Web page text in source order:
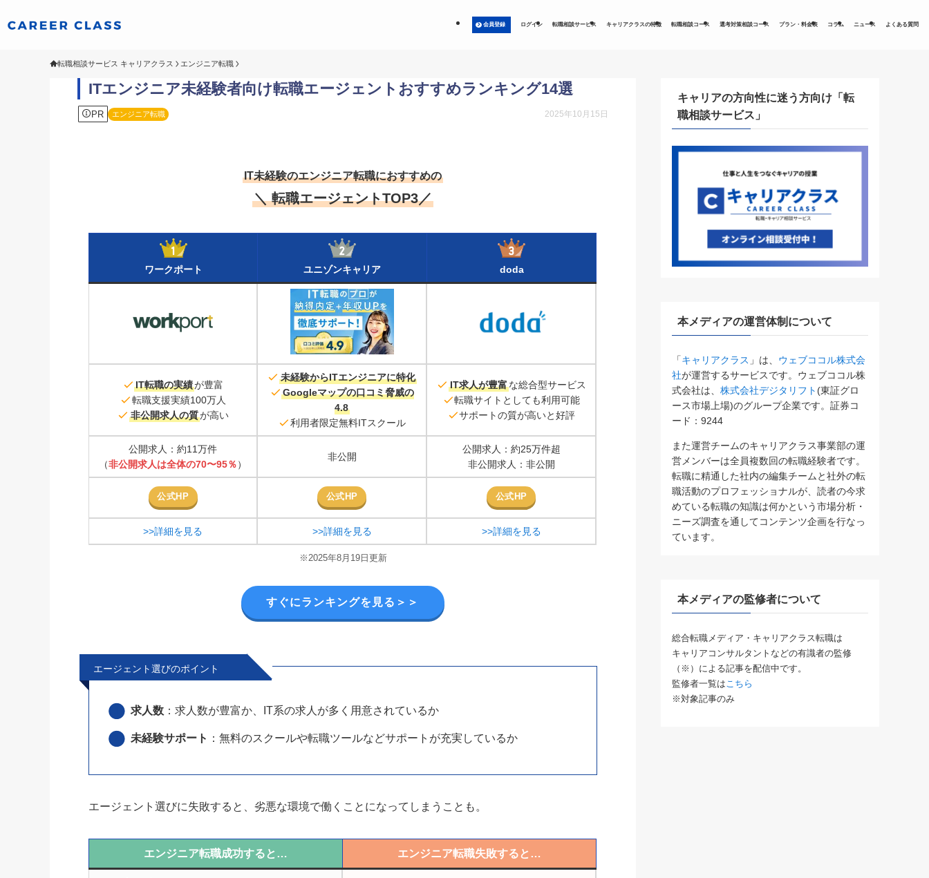
会員登録 ログイン 転職相談サービス キャリアクラスの特徴 転職相談コース 選考対策相談コース プラン・料金表 コラム ニュース よくある質問
転職相談サービス キャリアクラス エンジニア転職
ITエンジニア未経験者向け転職エージェントおすすめランキング14選
PR エンジニア転職 2025年10月15日
IT未経験のエンジニア転職におすすめの
＼ 転職エージェントTOP3／
ワークポート ユニゾンキャリア doda
IT転職の実績が豊富
転職支援実績100万人
非公開求人の質が高い
未経験からITエンジニアに特化
Googleマップの口コミ脅威の
4.8
利用者限定無料ITスクール
IT求人が豊富な総合型サービス
転職サイトとしても利用可能
サポートの質が高いと好評
公開求人：約11万件
（非公開求人は全体の70〜95％）
非公開
公開求人：約25万件超
非公開求人：非公開
公式HP 公式HP 公式HP
>>詳細を見る >>詳細を見る >>詳細を見る
※2025年8月19日更新
すぐにランキングを見る＞＞
エージェント選びのポイント
求人数 ：求人数が豊富か、IT系の求人が多く用意されているか
未経験サポート ：無料のスクールや転職ツールなどサポートが充実しているか
エージェント選びに失敗すると、劣悪な環境で働くことになってしまうことも。
エンジニア転職成功すると… エンジニア転職失敗すると…
キャリアの方向性に迷う方向け「転
職相談サービス」
本メディアの運営体制について
「キャリアクラス 」は、 ウェブココル株式会
社が運営するサービスです。ウェブココル株
式会社は、 株式会社デジタリフト (東証グロ
ース市場上場)のグループ企業です。証券コ
ード：9244
また運営チームのキャリアクラス事業部の運
営メンバーは全員複数回の転職経験者です。
転職に精通した社内の編集チームと社外の転
職活動のプロフェッショナルが、読者の今求
めている転職の知識は何かという市場分析・
ニーズ調査を通してコンテンツ企画を行なっ
ています。
本メディアの監修者について
総合転職メディア・キャリアクラス転職は
キャリアコンサルタントなどの有識者の監修
（※）による記事を配信中です。
監修者一覧はこちら
※対象記事のみ